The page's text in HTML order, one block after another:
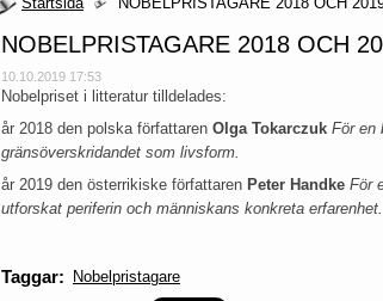
NOBELPRISTAGARE 2018 OCH
10.10.2019 17:53
Nobelpriset i litteratur tilldelades:
år 2018 den polska författaren Olga Tokarczuk För en
gränsöverskridandet som livsform.
år 2019 den österrikiske författaren Peter Handke För
utforskat periferin och människans konkreta erfarenhet.
Taggar: Nobelpristagare